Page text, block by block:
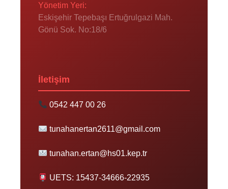
Yönetim Yeri:
Eskişehir Tepebaşı Ertuğrulgazi Mah.
Gönü Sok. No:18/6
İletişim
0542 447 00 26
tunahanertan2611@gmail.com
tunahan.ertan@hs01.kep.tr
UETS: 15437-34666-22935